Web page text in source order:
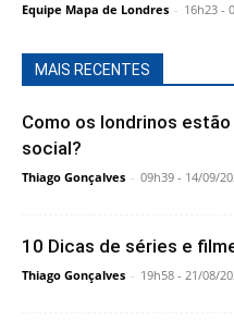
Equipe Mapa de Londres - 16h23 -
MAIS RECENTES
Como os londrinos
social?
Thiago Gonçalves - 09h39 - 14/09/
10 Dicas de séries e
Thiago Gonçalves - 19h58 - 21/08/